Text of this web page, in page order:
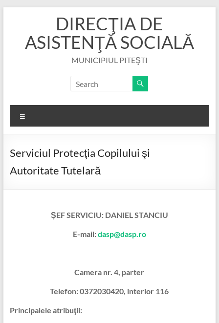
DIRECŢIA DE
ASISTENŢĂ SOCIALĂ
MUNICIPIUL PITEŞTI
Serviciul Protecţia Copilului şi
Autoritate Tutelară
ŞEF SERVICIU: DANIEL STANCIU
E-mail:dasp@dasp.ro
Camera nr. 4, parter
Telefon: 0372030420, interior 116
Principalele atribuţii: